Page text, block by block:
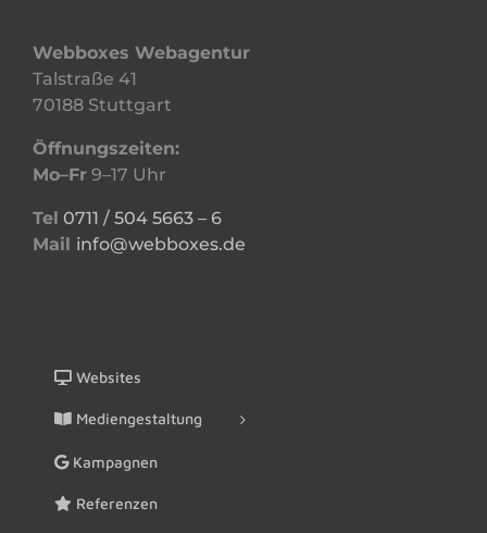
Webboxes Webagentur
Talstraße 41
70188 Stuttgart
Öffnungszeiten:
Mo–Fr 9–17 Uhr
Tel 0711 / 504 5663 – 6
Mail info@webboxes.de
Websites
Mediengestaltung
Kampagnen
Referenzen